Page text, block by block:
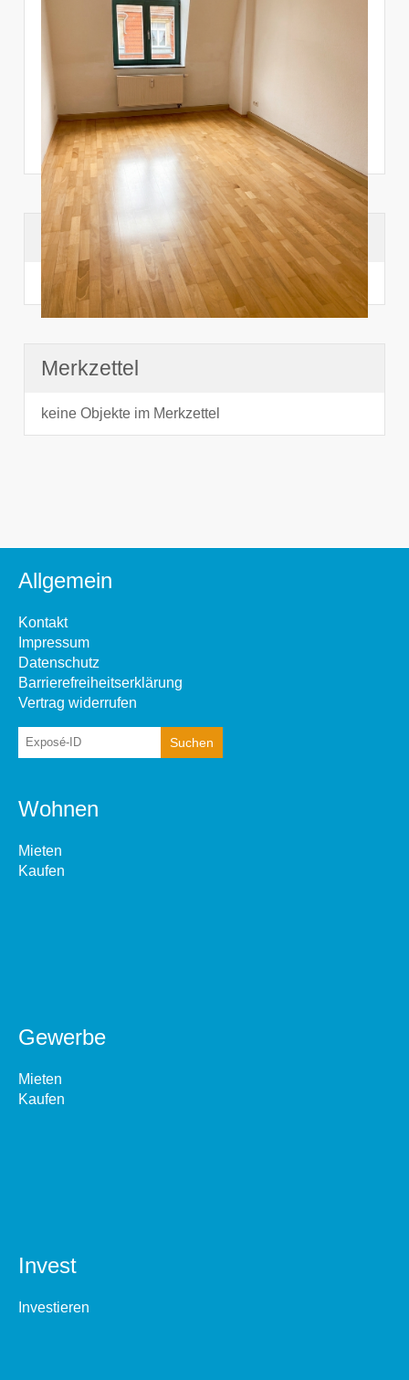
Suchhistorie
noch nichts angesehen
Merkzettel
keine Objekte im Merkzettel
Allgemein
Kontakt
Impressum
Datenschutz
Barrierefreiheitserklärung
Vertrag widerrufen
Wohnen
Mieten
Kaufen
Gewerbe
Mieten
Kaufen
Invest
Investieren